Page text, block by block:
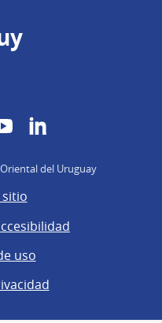
YouTube
del Uruguay
sitio
uso